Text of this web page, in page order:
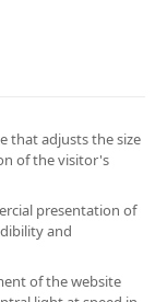
that adjusts the size
of the visitor's
presentation of
and
of the website